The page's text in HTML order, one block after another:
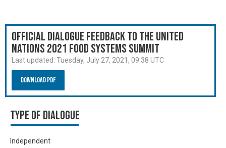
Official Dialogue Feedback to the United
Nations 2021 Food Systems Summit
Last updated: Tuesday, July 27, 2021, 09:38 UTC
Download PDF
Type of Dialogue
Independent